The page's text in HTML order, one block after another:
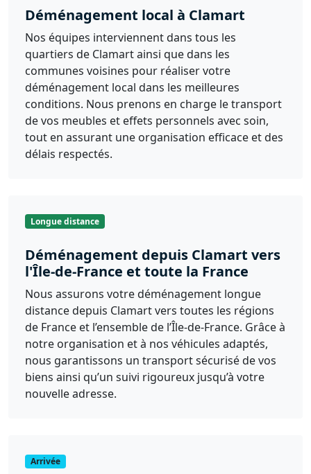
Déménagement local à Clamart
Nos équipes interviennent dans tous les
quartiers de Clamart ainsi que dans les
communes voisines pour réaliser votre
déménagement local dans les meilleures
conditions. Nous prenons en charge le transport
de vos meubles et effets personnels avec soin,
tout en assurant une organisation efficace et des
délais respectés.
Longue distance
Déménagement depuis Clamart vers
l'Île-de-France et toute la France
Nous assurons votre déménagement longue
distance depuis Clamart vers toutes les régions
de France et l’ensemble de l’Île-de-France. Grâce à
notre organisation et à nos véhicules adaptés,
nous garantissons un transport sécurisé de vos
biens ainsi qu’un suivi rigoureux jusqu’à votre
nouvelle adresse.
Arrivée